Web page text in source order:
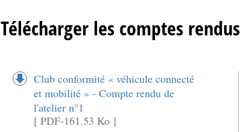
Télécharger les comptes rendus
Club conformité « véhicule connecté
et mobilité » - Compte rendu de
l'atelier n°1
[ PDF-161.53 Ko ]